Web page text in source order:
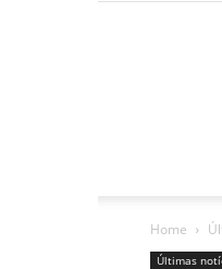
Home
Últimas